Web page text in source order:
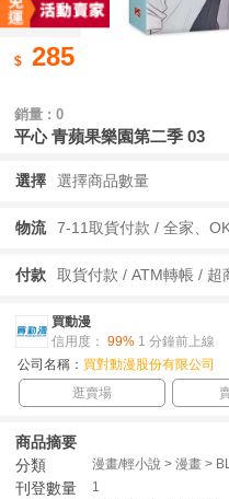
285
銷量 : 0
平心 青蘋果樂園第二季 03
選擇 選擇商品數量
物流
付款 取貨付款 / ATM轉帳 /
買動漫
信用度： 99% 1 分鐘前上線
公司名稱： 買對動漫股份有限公司
逛賣場
商品摘要
分類
漫畫/輕小說 > 漫畫 >
刊登數量 1